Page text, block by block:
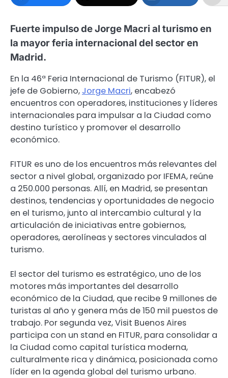
Fuerte impulso de Jorge Macri al turismo en
la mayor feria internacional del sector en
Madrid.
En la 46ª Feria Internacional de Turismo (FITUR), el
jefe de Gobierno, Jorge Macri, encabezó
encuentros con operadores, instituciones y líderes
internacionales para impulsar a la Ciudad como
destino turístico y promover el desarrollo
económico.
FITUR es uno de los encuentros más relevantes del
sector a nivel global, organizado por IFEMA, reúne
a 250.000 personas. Allí, en Madrid, se presentan
destinos, tendencias y oportunidades de negocio
en el turismo, junto al intercambio cultural y la
articulación de iniciativas entre gobiernos,
operadores, aerolíneas y sectores vinculados al
turismo.
El sector del turismo es estratégico, uno de los
motores más importantes del desarrollo
económico de la Ciudad, que recibe 9 millones de
turistas al año y genera más de 150 mil puestos de
trabajo. Por segunda vez, Visit Buenos Aires
participa con un stand en FITUR, para consolidar a
la Ciudad como capital turística moderna,
culturalmente rica y dinámica, posicionada como
líder en la agenda global del turismo urbano.